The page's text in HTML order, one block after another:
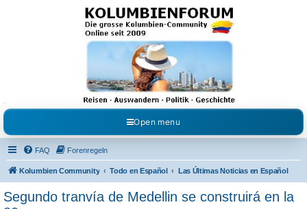
Kolumbienforum - Das
grosse Forum der
Freunde Kolumbiens
Reisen, Auswandern, Kultur, Politik, Geschichte und Visum in Kolumbien und Venezuela.
Austausch, Erfahrungen und Gemeinschaft im Kolumbienforum
Open menu
FAQ Forenregeln
Kolumbien Community Todo en Español Las Últimas Noticias en Español
Segundo tranvía de Medellin se construirá en la